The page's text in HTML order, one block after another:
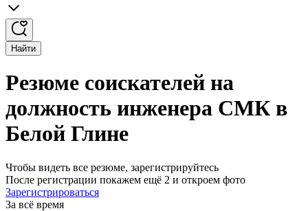
Найти
Резюме соискателей на
должность инженера СМК в
Белой Глине
Чтобы видеть все резюме, зарегистрируйтесь
После регистрации покажем ещё 2 и откроем фото
Зарегистрироваться
За всё время